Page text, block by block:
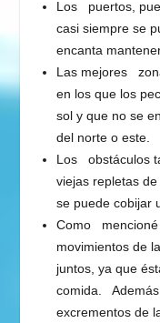
Los puertos,
casi siempre se
encanta
Las mejores
en los que los
sol y que no se
del norte o este.
Los obstáculos
viejas repletas
se puede cobijar
Como mencioné
movimientos de
juntos, ya que
comida.
excrementos de